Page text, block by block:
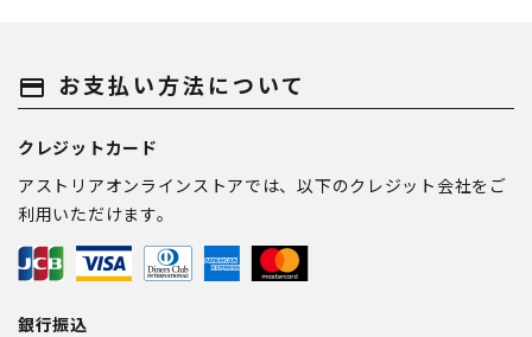
payment お支払い方法について
クレジットカード
アストリアオンラインストアでは、以下のクレジット会社をご
利用いただけます。
銀行振込